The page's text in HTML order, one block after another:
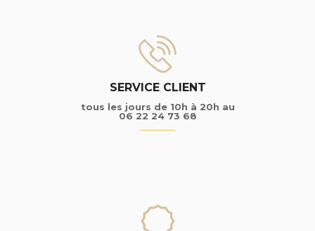
SERVICE CLIENT
tous les jours de 10h à 20h au
06 22 24 73 68